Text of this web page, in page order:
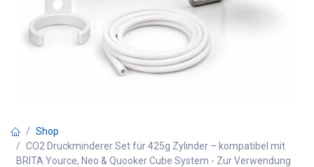
Shop
CO2 Druckminderer Set für 425g Zylinder – kompatibel mit
BRITA Yource, Neo & Quooker Cube System - Zur Verwendung